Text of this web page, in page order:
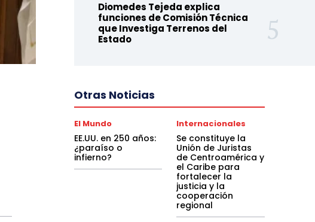
Diomedes Tejeda explica
funciones de Comisión Técnica
que Investiga Terrenos del
Estado
Otras Noticias
El Mundo
EE.UU. en 250 años:
¿paraíso o
infierno?
Internacionales
Se constituye la
Unión de Juristas
de Centroamérica y
el Caribe para
fortalecer la
justicia y la
cooperación
regional